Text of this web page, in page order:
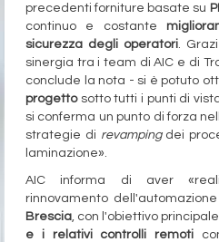
precedenti forniture basate su
continuo e costante
sicurezza degli operatori.
sinergia tra i team di AIC e di
conclude la nota - si è potuto
progettosotto tutti i punti di
si conferma un punto di forza
strategie di revampingdei
laminazione».
AIC informa di aver
rinnovamento dell'automazione
Brescia , con l'obiettivo
e i relativi controlli remoti